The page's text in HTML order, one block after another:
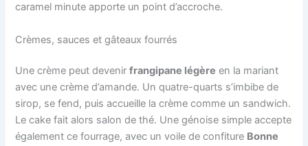
caramel minute apporte un point d’accroche.
Crèmes, sauces et gâteaux fourrés
Une crème peut devenirfrangipane légère en la mariant
avec une crème d’amande. Un quatre-quarts s’imbibe de
sirop, se fend, puis accueille la crème comme un sandwich.
Le cake fait alors salon de thé. Une génoise simple accepte
également ce fourrage, avec un voile de confiture Bonne